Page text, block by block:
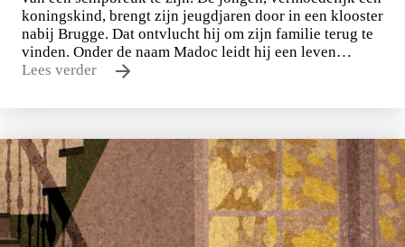
koningskind, brengt zijn jeugdjaren door in een klooster
nabij Brugge. Dat ontvlucht hij om zijn familie terug te
vinden. Onder de naam Madoc leidt hij een leven…
Lees verder